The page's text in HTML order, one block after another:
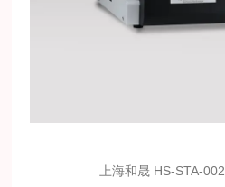
上海和晟 HS-STA-